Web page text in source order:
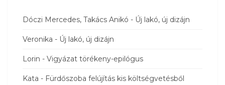
Dóczi Mercedes, Takács Anikó - Új lakó, új dizájn
Veronika - Új lakó, új dizájn
Lorin - Vigyázat törékeny-epilógus
Kata - Fürdőszoba felújítás kis költségvetésből